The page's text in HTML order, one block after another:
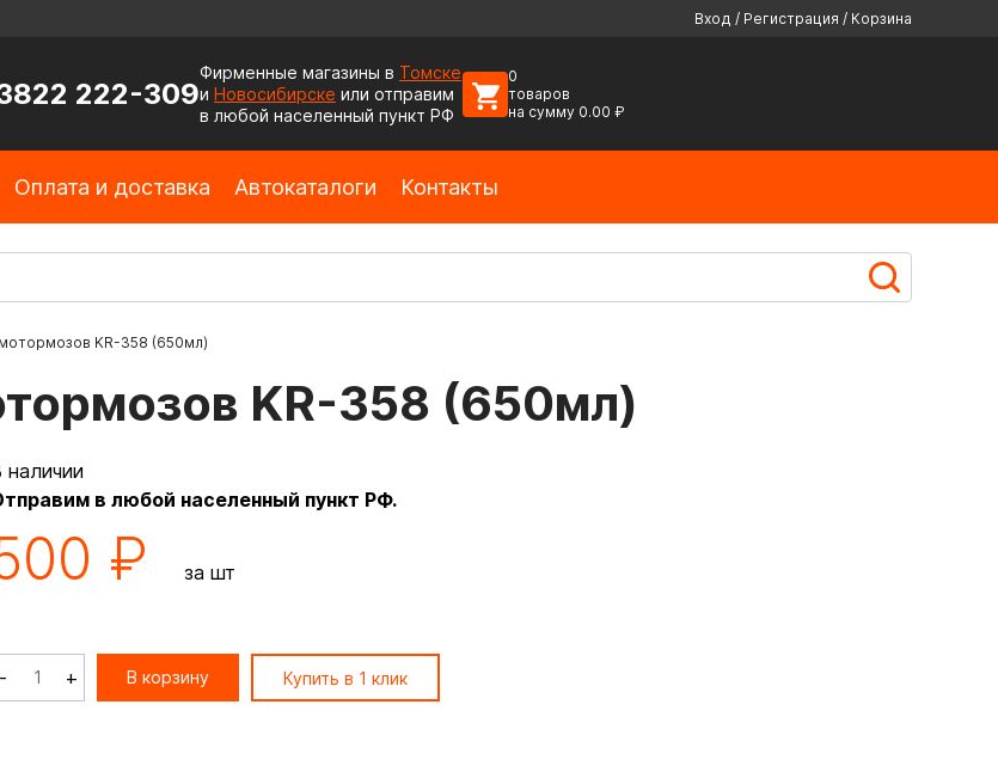
Вход / Регистрация / Корзина
222-309
Фирменные магазины в Томске
и Новосибирске или отправим
в любой населенный пункт РФ
0
товаров
на сумму 0.00 ₽
Оплата и доставка Автокаталоги Контакты
KR-358 (650мл)
KR-358 (650мл)
наличии
в любой населенный пункт РФ.
₽ за шт
- + В корзину Купить в 1 клик